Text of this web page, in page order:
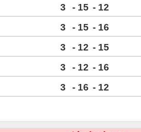
3 - 15 - 12
3 - 15 - 16
3 - 12 - 15
3 - 12 - 16
3 - 16 - 12